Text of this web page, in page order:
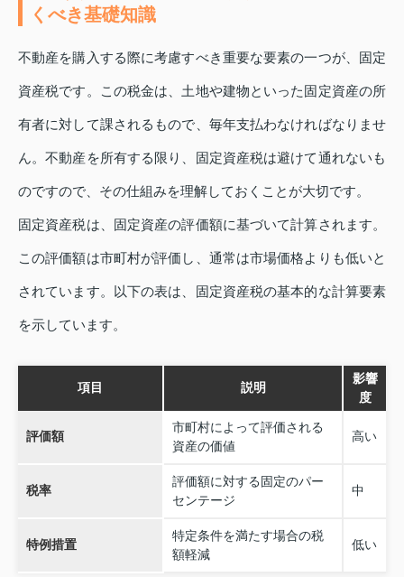
くべき基礎知識
不動産を購入する際に考慮すべき重要な要素の一つが、固定
資産税です。この税金は、土地や建物といった固定資産の所
有者に対して課されるもので、毎年支払わなければなりませ
ん。不動産を所有する限り、固定資産税は避けて通れないも
のですので、その仕組みを理解しておくことが大切です。
固定資産税は、固定資産の評価額に基づいて計算されます。
この評価額は市町村が評価し、通常は市場価格よりも低いと
されています。以下の表は、固定資産税の基本的な計算要素
を示しています。
項目 説明
影響
度
評価額
市町村によって評価される
資産の価値
高い
税率
評価額に対する固定のパー
センテージ
中
特例措置
特定条件を満たす場合の税
額軽減
低い